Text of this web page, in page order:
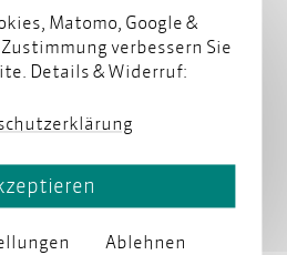
und Datum.
sich durch
Matomo, Google &
verbessern Sie
Details & Widerruf:
Ablehnen